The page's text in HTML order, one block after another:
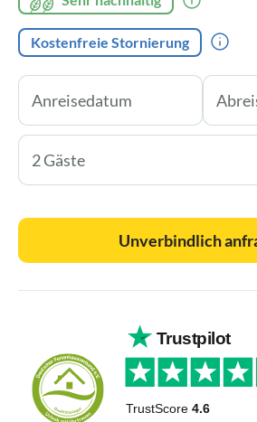
Kostenfreie Stornierung
2 Gäste
Unverbindlich